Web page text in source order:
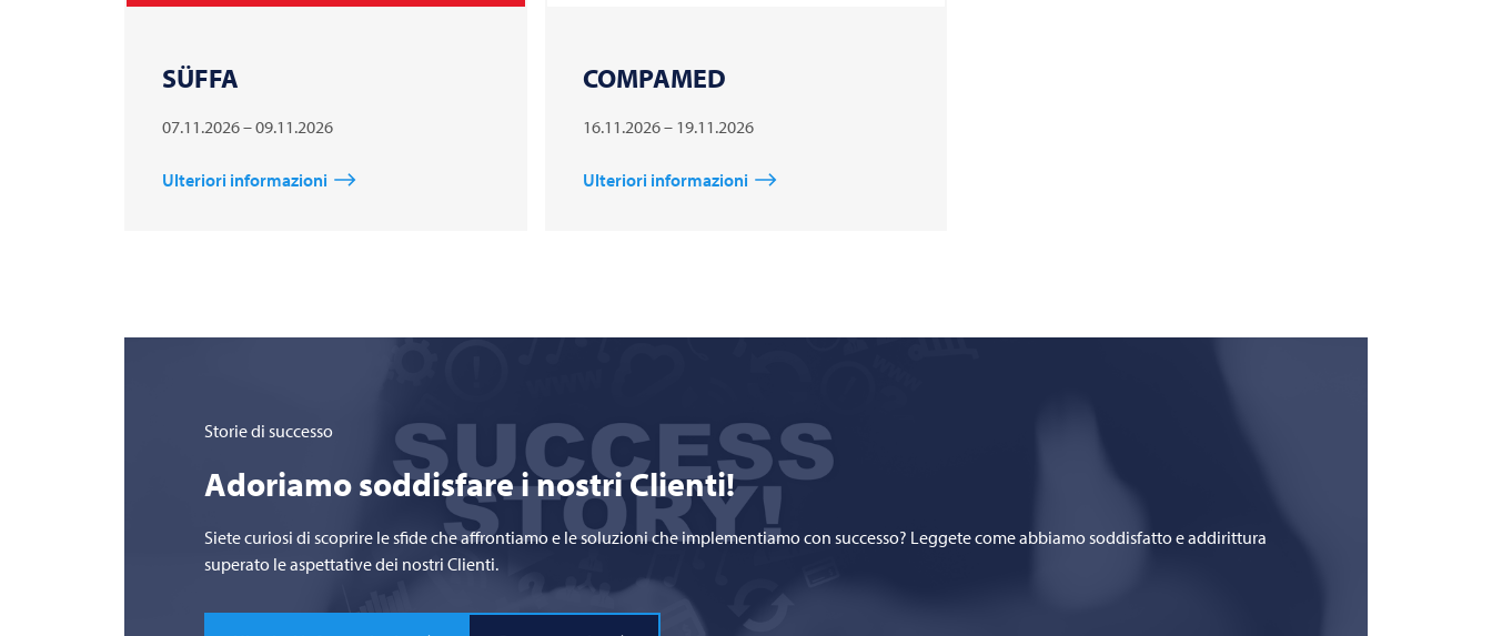
SÜFFA
07.11.2026 – 09.11.2026
Ulteriori informazioni
COMPAMED
16.11.2026 – 19.11.2026
Ulteriori informazioni
Storie di successo
Adoriamo soddisfare i nostri Clienti!
Siete curiosi di scoprire le sfide che affrontiamo e le soluzioni che implementiamo con successo? Leggete come abbiamo soddisfatto e addirittura
superato le aspettative dei nostri Clienti.